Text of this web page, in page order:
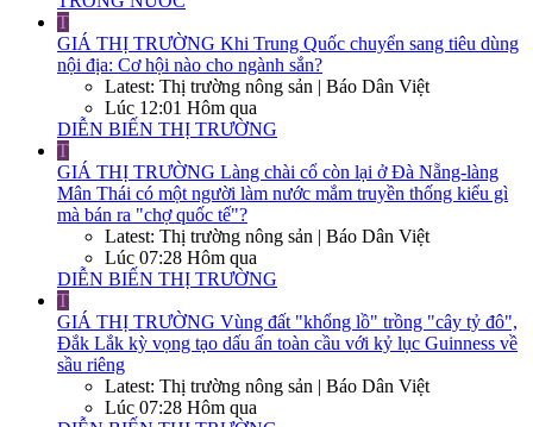
T
GIÁ THỊ TRƯỜNG Khi Trung Quốc chuyển sang tiêu dùng
nội địa: Cơ hội nào cho ngành sắn?
Latest: Thị trường nông sản | Báo Dân Việt
Lúc 12:01 Hôm qua
DIỄN BIẾN THỊ TRƯỜNG
T
GIÁ THỊ TRƯỜNG Làng chài cổ còn lại ở Đà Nẵng-làng
Mân Thái có một người làm nước mắm truyền thống kiểu gì
mà bán ra "chợ quốc tế"?
Latest: Thị trường nông sản | Báo Dân Việt
Lúc 07:28 Hôm qua
DIỄN BIẾN THỊ TRƯỜNG
T
GIÁ THỊ TRƯỜNG Vùng đất "khổng lồ" trồng "cây tỷ đô",
Đắk Lắk kỳ vọng tạo dấu ấn toàn cầu với kỷ lục Guinness về
sầu riêng
Latest: Thị trường nông sản | Báo Dân Việt
Lúc 07:28 Hôm qua